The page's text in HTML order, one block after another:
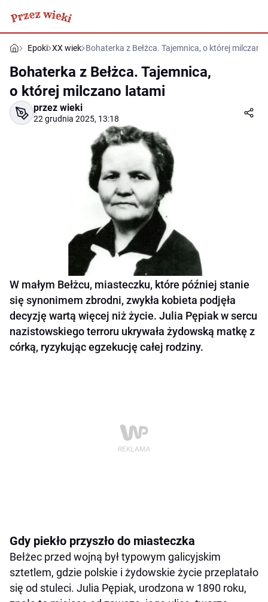
Epoki XX wiek Bohaterka z Bełżca. Tajemnica, o której
Bohaterka z Bełżca. Tajemnica,
o której milczano latami
przez wieki
22 grudnia 2025, 13:18
W małym Bełżcu, miasteczku, które później stanie
się synonimem zbrodni, zwykła kobieta podjęła
decyzję wartą więcej niż życie. Julia Pępiak w sercu
nazistowskiego terroru ukrywała żydowską matkę z
córką, ryzykując egzekucję całej rodziny.
Gdy piekło przyszło do miasteczka
Bełżec przed wojną był typowym galicyjskim
sztetlem, gdzie polskie i żydowskie życie przeplatało
się od stuleci. Julia Pępiak, urodzona w 1890 roku,